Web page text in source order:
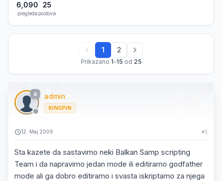
6,090
pregleda
25
postova
Prikazano 1–15 od 25
1 2
5 admin
KINGPIN
12. Maj 2009. #1
Sta kazete da sastavimo neki Balkan Samp scripting
Team i da napravimo jedan mode ili editiramo godfather
mode ali ga dobro editiramo i svasta iskriptamo za njega